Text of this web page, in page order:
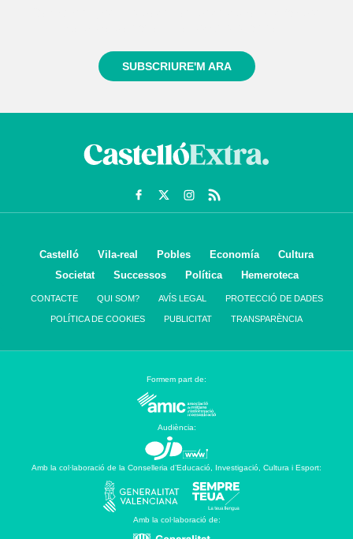
SUBSCRIURE'M ARA
Castelló Vila-real Pobles Economía
Cultura
Societat
Successos Política Hemeroteca
CONTACTE QUI SOM? AVÍS LEGAL PROTECCIÓ DE DADES
POLÍTICA DE COOKIES PUBLICITAT TRANSPARÈNCIA
Formem part de:
Audiència:
Amb la col·laboració de la Conselleria d’Educació, Investigació, Cultura i Esport:
Amb la col·laboració de: